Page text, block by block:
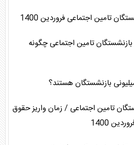
تامین اجتماعی فروردین 1400
تامین اجتماعی چگونه
تامین اجتماعی / زمان واریز حقوق
1400